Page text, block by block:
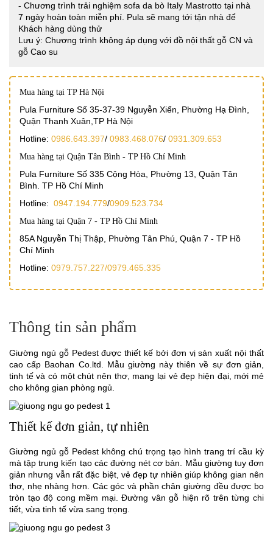
- Chương trình trải nghiệm sofa da bò Italy Mastrotto tại nhà
7 ngày hoàn toàn miễn phí. Pula sẽ mang tới tận nhà để
Khách hàng dùng thử
Lưu ý: Chương trình không áp dụng với đồ nội thất gỗ CN và
gỗ Cao su
Mua hàng tại TP Hà Nội
Pula Furniture Số 35-37-39 Nguyễn Xiển, Phường Hạ Đình,
Quận Thanh Xuân,TP Hà Nội
Hotline: 0986.643.397/ 0983.468.076/ 0931.309.653
Mua hàng tại Quận Tân Bình - TP Hồ Chí Minh
Pula Furniture Số 335 Cộng Hòa, Phường 13, Quận Tân
Bình. TP Hồ Chí Minh
Hotline: 0947.194.779/0909.523.734
Mua hàng tại Quận 7 - TP Hồ Chí Minh
85A Nguyễn Thị Thập, Phường Tân Phú, Quận 7 - TP Hồ
Chí Minh
Hotline: 0979.757.227/0979.465.335
Thông tin sản phẩm
Giường ngủ gỗ Pedest được thiết kế bởi đơn vị sản xuất nội thất
cao cấp Baohan Co.ltd. Mẫu giường này thiên về sự đơn giản,
tinh tế và có một chút nên thơ, mang lại vẻ đẹp hiện đại, mới mẻ
cho không gian phòng ngủ.
Thiết kế đơn giản, tự nhiên
Giường ngủ gỗ Pedest không chú trọng tạo hình trang trí cầu kỳ
mà tập trung kiến tạo các đường nét cơ bản. Mẫu giường tuy đơn
giản nhưng vẫn rất đặc biệt, vẻ đẹp tự nhiên giúp không gian nên
thơ, nhẹ nhàng hơn. Các góc và phần chân giường đều được bo
tròn tạo độ cong mềm mại. Đường vân gỗ hiện rõ trên từng chi
tiết, vừa tinh tế vừa sang trọng.